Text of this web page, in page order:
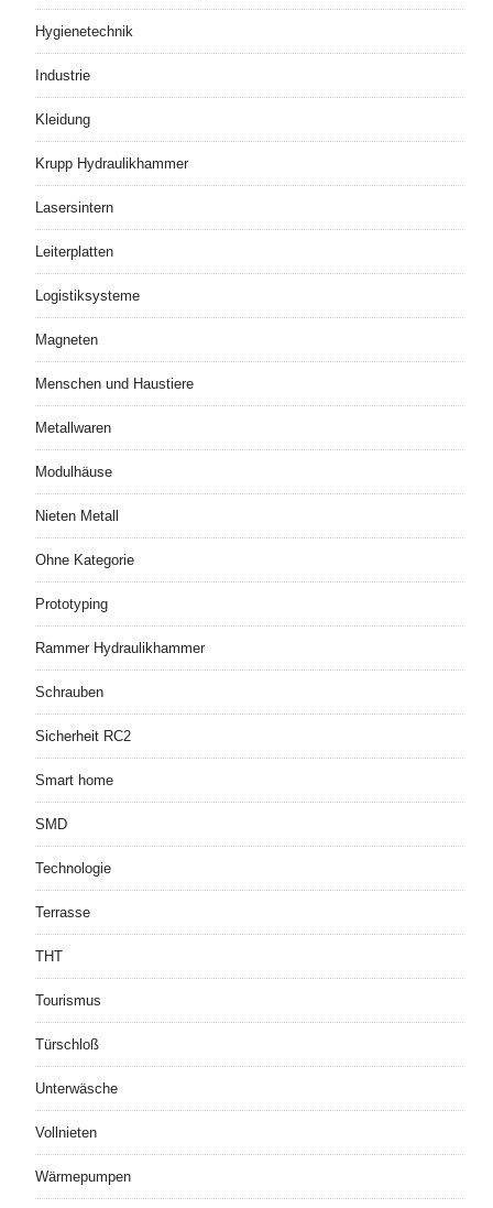
Hygienetechnik
Industrie
Kleidung
Krupp Hydraulikhammer
Lasersintern
Leiterplatten
Logistiksysteme
Magneten
Menschen und Haustiere
Metallwaren
Modulhäuse
Nieten Metall
Ohne Kategorie
Prototyping
Rammer Hydraulikhammer
Schrauben
Sicherheit RC2
Smart home
SMD
Technologie
Terrasse
THT
Tourismus
Türschloß
Unterwäsche
Vollnieten
Wärmepumpen